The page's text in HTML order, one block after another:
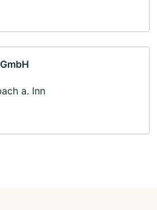
a. Inn